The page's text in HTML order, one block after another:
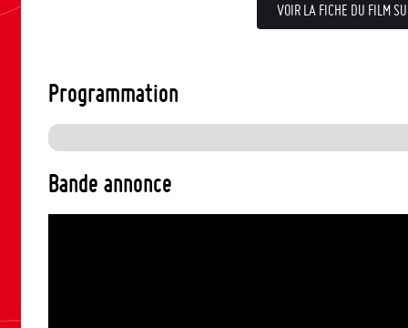
VOIR LA FICHE DU FILM
Programmation
Bande annonce